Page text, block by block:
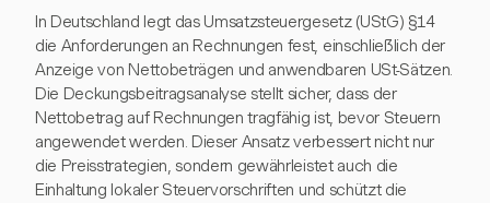
In Deutschland legt das Umsatzsteuergesetz (UStG) §14
die Anforderungen an Rechnungen fest, einschließlich der
Anzeige von Nettobeträgen und anwendbaren USt-Sätzen.
Die Deckungsbeitragsanalyse stellt sicher, dass der
Nettobetrag auf Rechnungen tragfähig ist, bevor Steuern
angewendet werden. Dieser Ansatz verbessert nicht nur
die Preisstrategien, sondern gewährleistet auch die
Einhaltung lokaler Steuervorschriften und schützt die